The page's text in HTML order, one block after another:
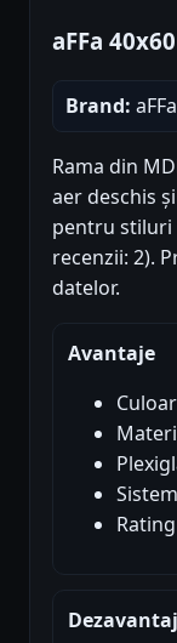
aFFa
Brand: aFFa
Rama din
aer deschis
pentru stiluri
recenzii: 2).
datelor.
Avantaje